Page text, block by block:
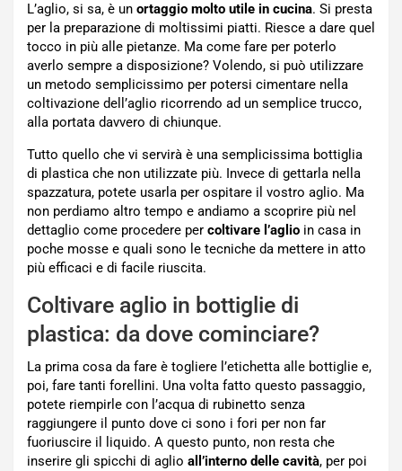
L’aglio, si sa, è un ortaggio molto utile in cucina. Si presta
per la preparazione di moltissimi piatti. Riesce a dare quel
tocco in più alle pietanze. Ma come fare per poterlo
averlo sempre a disposizione? Volendo, si può utilizzare
un metodo semplicissimo per potersi cimentare nella
coltivazione dell’aglio ricorrendo ad un semplice trucco,
alla portata davvero di chiunque.
Tutto quello che vi servirà è una semplicissima bottiglia
di plastica che non utilizzate più. Invece di gettarla nella
spazzatura, potete usarla per ospitare il vostro aglio. Ma
non perdiamo altro tempo e andiamo a scoprire più nel
dettaglio come procedere per coltivare l’aglio in casa in
poche mosse e quali sono le tecniche da mettere in atto
più efficaci e di facile riuscita.
Coltivare aglio in bottiglie di
plastica: da dove cominciare?
La prima cosa da fare è togliere l’etichetta alle bottiglie e,
poi, fare tanti forellini. Una volta fatto questo passaggio,
potete riempirle con l’acqua di rubinetto senza
raggiungere il punto dove ci sono i fori per non far
fuoriuscire il liquido. A questo punto, non resta che
inserire gli spicchi di aglio all’interno delle cavità, per poi